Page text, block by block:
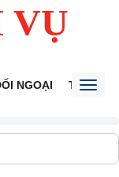
VỤ
NGOẠI THÔNG